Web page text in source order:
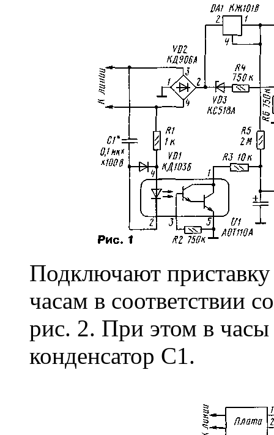
Подключают
часам в соответствии
рис. 2. При этом в
конденсатор С1.